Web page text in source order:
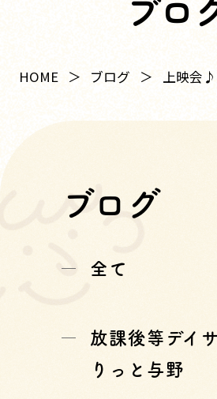
ブロ
HOME ブログ 上映会♪
ブログ
全て
放課後等デイ
りっと与野